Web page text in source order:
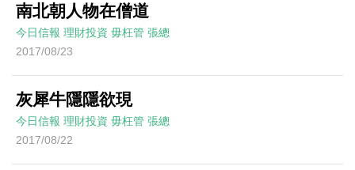
南北朝人物在僧道
今日信報 理財投資 毋枉管 張總
2017/08/23
灰犀牛隱隱欲現
今日信報 理財投資 毋枉管 張總
2017/08/22